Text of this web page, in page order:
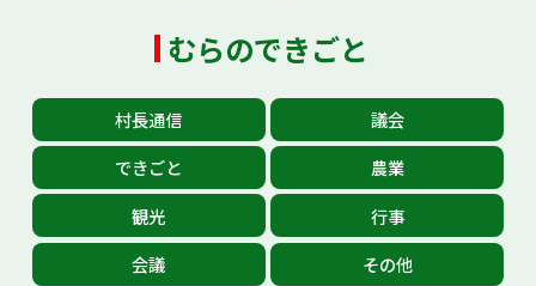
観光・イベント情報
あかいがわ広報
お問い合せ
むらのできごと
村長通信
議会
できごと
農業
観光
行事
会議
その他